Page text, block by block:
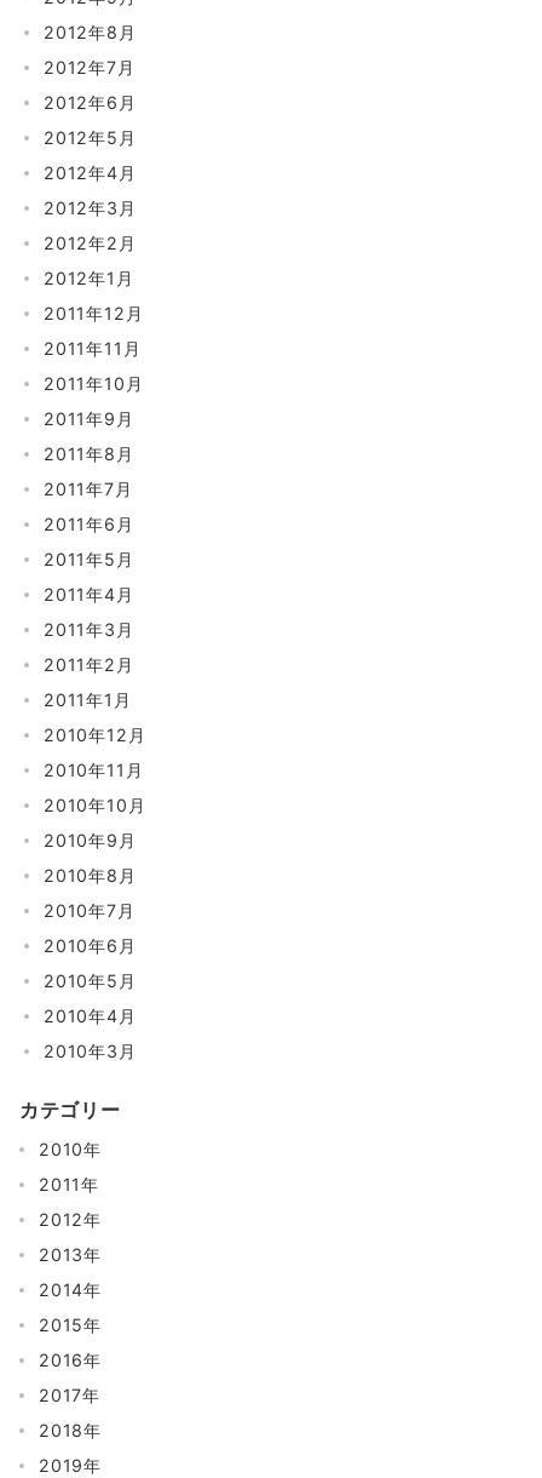
2012年8月
2012年7月
2012年6月
2012年5月
2012年4月
2012年3月
2012年2月
2012年1月
2011年12月
2011年11月
2011年10月
2011年9月
2011年8月
2011年7月
2011年6月
2011年5月
2011年4月
2011年3月
2011年2月
2011年1月
2010年12月
2010年11月
2010年10月
2010年9月
2010年8月
2010年7月
2010年6月
2010年5月
2010年4月
2010年3月
カテゴリー
2010年
2011年
2012年
2013年
2014年
2015年
2016年
2017年
2018年
2019年